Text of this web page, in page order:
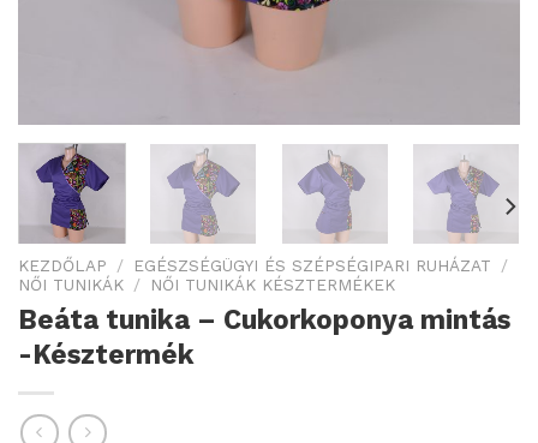
KEZDŐLAP / EGÉSZSÉGÜGYI ÉS SZÉPSÉGIPARI RUHÁZAT
/
NŐI TUNIKÁK / NŐI TUNIKÁK KÉSZTERMÉKEK
Beáta tunika – Cukorkoponya mintás
-Késztermék